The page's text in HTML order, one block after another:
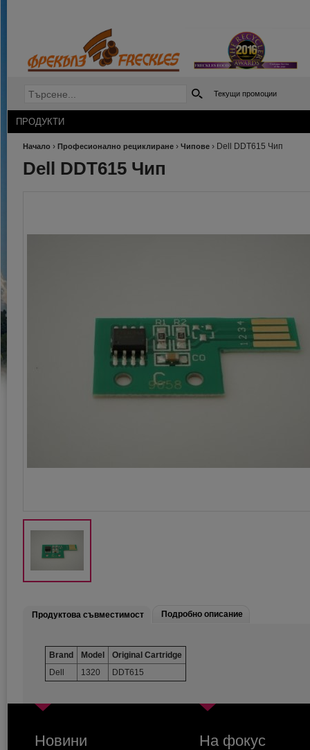
Текущи промоции
ПРОДУКТИ
Начало › Професионално рециклиране › Чипове › Dell DDT615 Чип
Dell DDT615 Чип
Продуктова съвместимост Подробно описание
Brand Model
Original Cartridge
Dell
1320 DDT615
Новини На фокус